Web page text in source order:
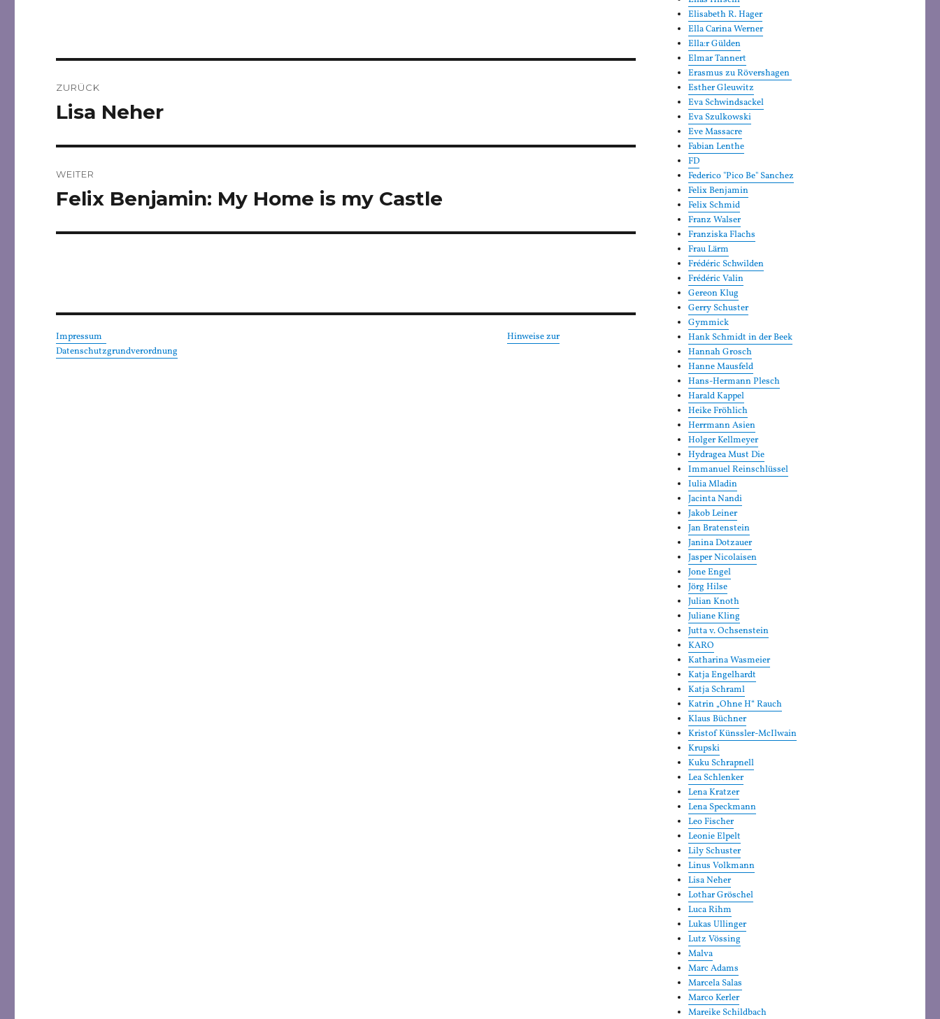
ZURÜCK
Vorheriger
Lisa Neher
WEITER
Nächster
Felix Benjamin: My Home is my Castle
Impressum
Hinweise zur
Datenschutzgrundverordnung
Elisabeth R. Hager
Ella Carina Werner
Ella:r Gülden
Elmar Tannert
Erasmus zu Rövershagen
Esther Gleuwitz
Eva Schwindsackel
Eva Szulkowski
Eve Massacre
Fabian Lenthe
FD
Federico "Pico Be" Sanchez
Felix Benjamin
Felix Schmid
Franz Walser
Franziska Flachs
Frau Lärm
Frédéric Schwilden
Frédéric Valin
Gereon Klug
Gerry Schuster
Gymmick
Hank Schmidt in der Beek
Hannah Grosch
Hanne Mausfeld
Hans-Hermann Plesch
Harald Kappel
Heike Fröhlich
Herrmann Asien
Holger Kellmeyer
Hydragea Must Die
Immanuel Reinschlüssel
Iulia Mladin
Jacinta Nandi
Jakob Leiner
Jan Bratenstein
Janina Dotzauer
Jasper Nicolaisen
Jone Engel
Jörg Hilse
Julian Knoth
Juliane Kling
Jutta v. Ochsenstein
KARO
Katharina Wasmeier
Katja Engelhardt
Katja Schraml
Katrin „Ohne H“ Rauch
Klaus Büchner
Kristof Künssler-McIlwain
Krupski
Kuku Schrapnell
Lea Schlenker
Lena Kratzer
Lena Speckmann
Leo Fischer
Leonie Elpelt
Lily Schuster
Linus Volkmann
Lisa Neher
Lothar Gröschel
Luca Rihm
Lukas Ullinger
Lutz Vössing
Malva
Marc Adams
Marcela Salas
Marco Kerler
Mareike Schildbach